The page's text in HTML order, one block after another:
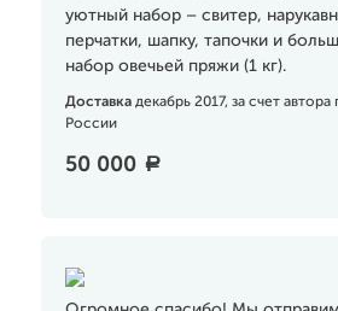
уютный набор – свитер,
перчатки, шапку, тапочки и
набор овечьей пряжи (1 кг).
Доставка декабрь 2017, за счет автора
России
50 000 a